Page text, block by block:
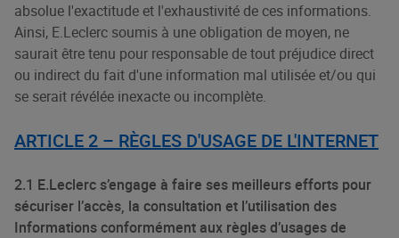
absolue l'exactitude et l'exhaustivité de ces informations.
Ainsi, E.Leclerc soumis à une obligation de moyen, ne
saurait être tenu pour responsable de tout préjudice direct
ou indirect du fait d'une information mal utilisée et/ou qui
se serait révélée inexacte ou incomplète.
ARTICLE 2 – RÈGLES D'USAGE DE L'INTERNET
2.1 E.Leclerc s’engage à faire ses meilleurs efforts pour
sécuriser l’accès, la consultation et l’utilisation des
Informations conformément aux règles d’usages de